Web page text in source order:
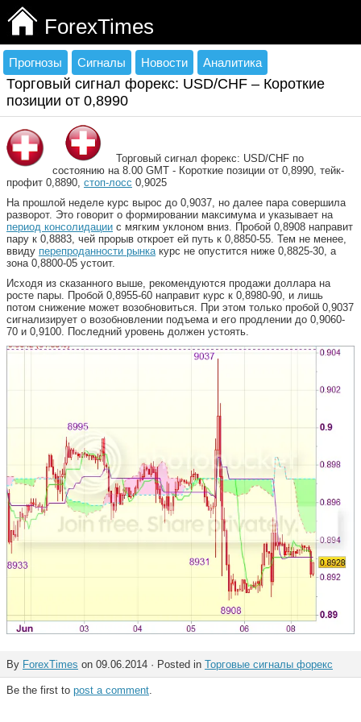
ForexTimes
Прогнозы Сигналы Новости Аналитика
Торговый сигнал форекс: USD/CHF – Короткие
позиции от 0,8990
Торговый сигнал форекс: USD/CHF по
состоянию на 8.00 GMT - Короткие позиции от 0,8990, тейк-
профит 0,8890, стоп-лосс 0,9025
На прошлой неделе курс вырос до 0,9037, но далее пара совершила
разворот. Это говорит о формировании максимума и указывает на
период консолидации с мягким уклоном вниз. Пробой 0,8908 направит
пару к 0,8883, чей прорыв откроет ей путь к 0,8850-55. Тем не менее,
ввиду перепроданности рынкакурс не опустится ниже 0,8825-30, а
зона 0,8800-05 устоит.
Исходя из сказанного выше, рекомендуются продажи доллара на
росте пары. Пробой 0,8955-60 направит курс к 0,8980-90, и лишь
потом снижение может возобновиться. При этом только пробой 0,9037
сигнализирует о возобновлении подъема и его продлении до 0,9060-
70 и 0,9100. Последний уровень должен устоять.
By ForexTimes on 09.06.2014 · Posted in Торговые сигналы форекс
Be the first to post a comment